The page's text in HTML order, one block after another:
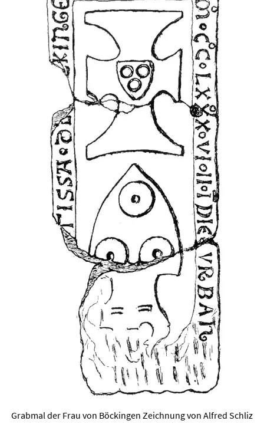
Grabmal der Frau von Böckingen Zeichnung von Alfred Schliz